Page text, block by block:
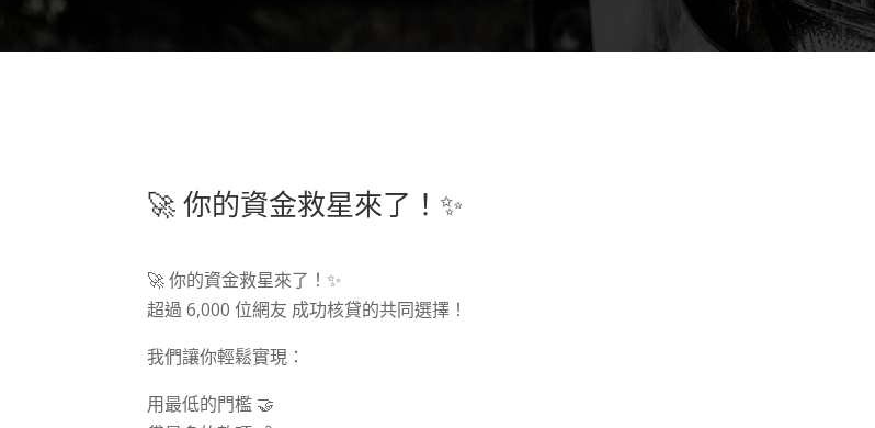
🚀 你的資金救星來了！✨
🚀 你的資金救星來了！✨
超過 6,000 位網友 成功核貸的共同選擇！
我們讓你輕鬆實現：
用最低的門檻 🤝